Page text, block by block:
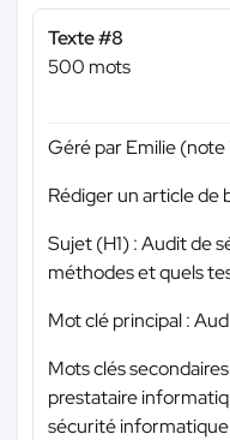
Texte #8
500 mots
Géré par Emilie
Rédiger un article de
Sujet (H1) : Audit de
méthodes et quels
Mot clé principal :
Mots clés
prestataire
sécurité